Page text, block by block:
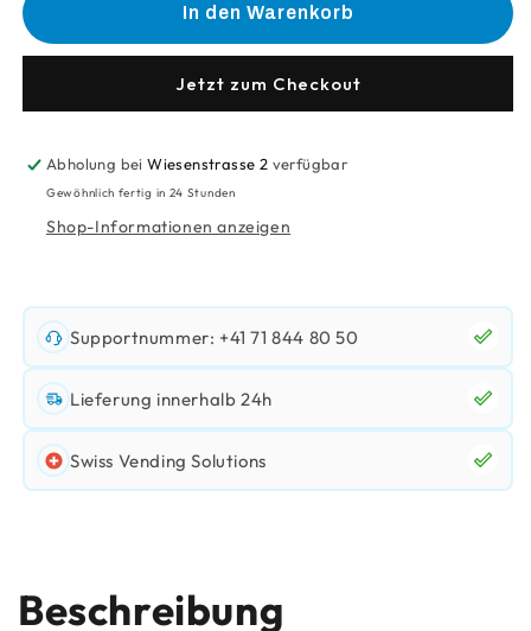
Teebeutel
für
Teebeutel
Grüntee
In den Warenkorb
Jetzt zum Checkout
Abholung beiWiesenstrasse 2 verfügbar
Gewöhnlich fertig in 24 Stunden
Shop-Informationen anzeigen
Supportnummer: +41 71 844 80 50
Lieferung innerhalb 24h
Swiss Vending Solutions
Beschreibung